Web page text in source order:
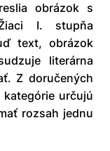
obrázok s
I. stupňa
text, obrázok
literárna
Z doručených
určujú
rozsah jednu